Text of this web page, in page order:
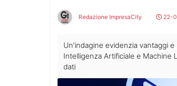
Redazione ImpresaCity 22-
Un’indagine evidenzia vantaggi
Intelligenza Artificiale e Machine
dati